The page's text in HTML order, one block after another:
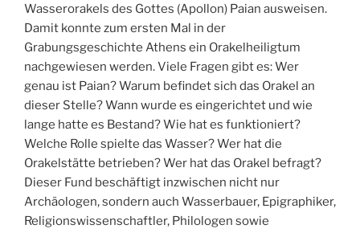
Wasserorakels des Gottes (Apollon) Paian ausweisen.
Damit konnte zum ersten Mal in der
Grabungsgeschichte Athens ein Orakelheiligtum
nachgewiesen werden. Viele Fragen gibt es: Wer
genau ist Paian? Warum befindet sich das Orakel an
dieser Stelle? Wann wurde es eingerichtet und wie
lange hatte es Bestand? Wie hat es funktioniert?
Welche Rolle spielte das Wasser? Wer hat die
Orakelstätte betrieben? Wer hat das Orakel befragt?
Dieser Fund beschäftigt inzwischen nicht nur
Archäologen, sondern auch Wasserbauer, Epigraphiker,
Religionswissenschaftler, Philologen sowie